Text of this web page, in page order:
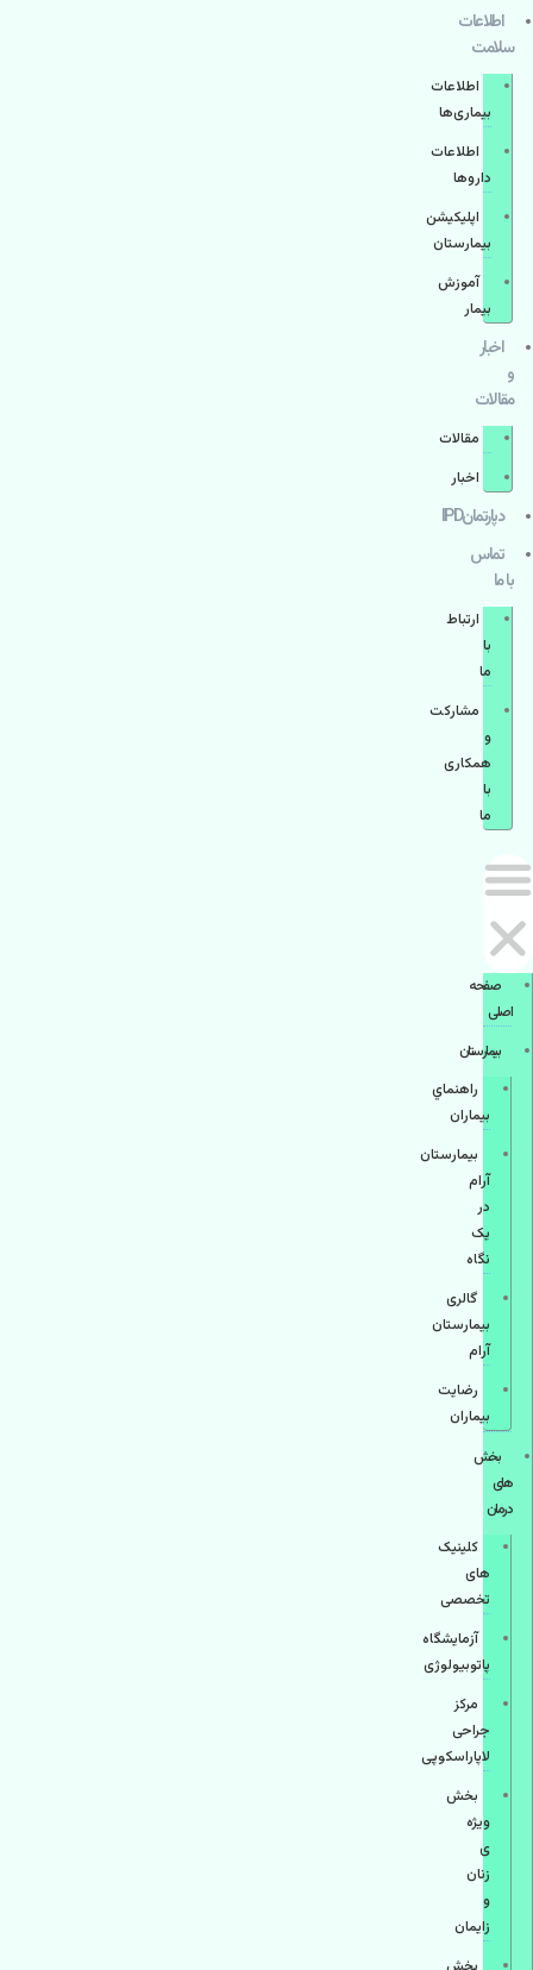
اطلاعات
سلامت
اطلاعات
بیماری‌ها
اطلاعات
دارو‌ها
اپليكيشن
بيمارستان
آموزش
بیمار
اخبار
و
مقالات
مقالات
اخبار
دپارتمانIPD
تماس
با ما
ارتباط
با
ما
مشاركت
و
همكاری
با
ما
صفحه
اصلی
بيمارستان
راهنماي
بیماران
بیمارستان
آرام
در
یک
نگاه
گالری
بیمارستان
آرام
رضایت
بیماران
بخش
های
درمان
کلینیک
های
تخصصی
آزمایشگاه
پاتوبیولوژی
مرکز
جراحی
لاپاراسکوپی
بخش
ویژه
ی
زنان
و
زایمان